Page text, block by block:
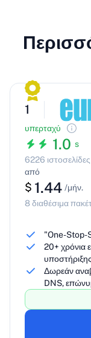
1
υπερταχύ
1.0 s
6226
από
$ 1.44 /μήν.
8 διαθέσιμα
"One-Stop-
20+ χρόνια
υποστήριξης
Δωρεάν
DNS,